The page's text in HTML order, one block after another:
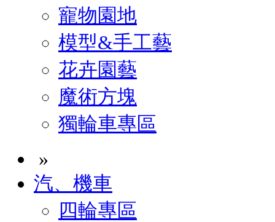
寵物園地
模型&手工藝
花卉園藝
魔術方塊
獨輪車專區
»
汽、機車
四輪專區